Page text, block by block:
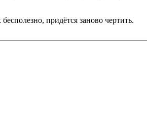
придётся заново чертить.